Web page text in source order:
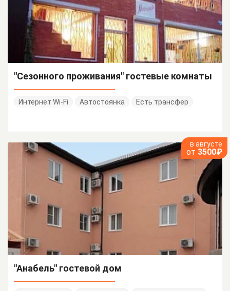
"Сезонного проживания" гостевые комнаты
Интернет Wi-Fi Автостоянка Есть трансфер
в августе
от 3500₽
"Анабель" гостевой дом